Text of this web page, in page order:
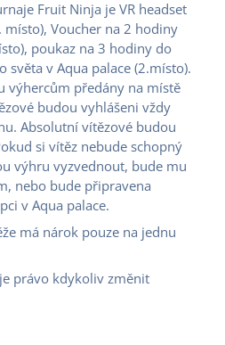
Fruit Ninja je VR headset
místo), Voucher na 2 hodiny
poukaz na 3 hodiny do
světa v Aqua palace (2.místo).
výhercům předány na místě
budou vyhlášeni vždy
Absolutní vítězové budou
si vítěz nebude schopný
výhru vyzvednout, bude mu
nebo bude připravena
v Aqua palace.
má nárok pouze na jednu
právo kdykoliv změnit